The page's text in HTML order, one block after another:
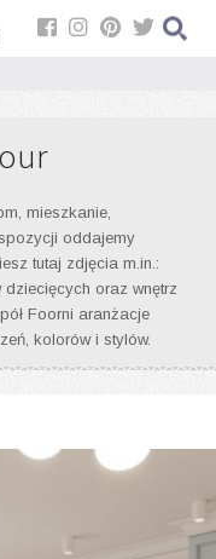
mieszkanie,
oddajemy
tutaj zdjęcia m.in.:
dziecięcych oraz wnętrz
Foorni aranżacje
kolorów i stylów.